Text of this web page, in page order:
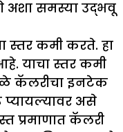
समस्या उद्भवू
स्तर कमी करते. हा
याचा स्तर कमी
कॅलरीचा इनटेक
प्यायल्यावर असे
प्रमाणात कॅलरी